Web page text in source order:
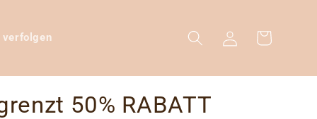
EinloggenWarenkorb
50% RABATT